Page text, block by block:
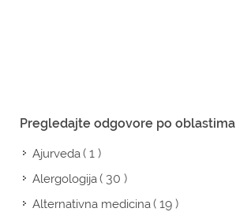
Pregledajte odgovore po oblastima
Ajurveda( 1 )
Alergologija( 30 )
Alternativna medicina( 19 )